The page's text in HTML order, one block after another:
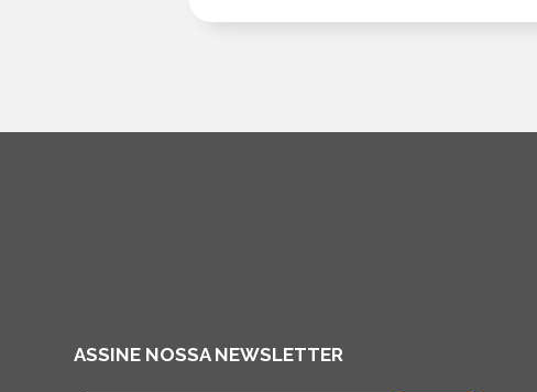
ASSINE NOSSA NEWSLETTER